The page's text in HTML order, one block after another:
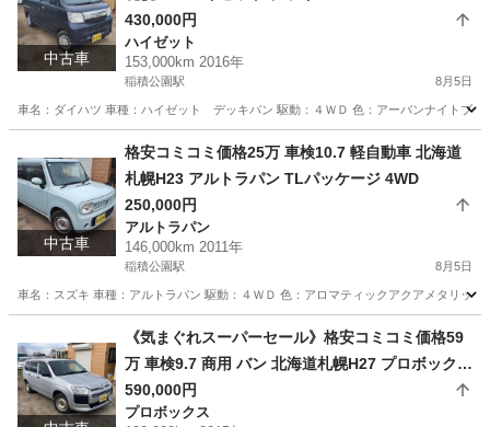
中古車
430,000円
ハイゼット
153,000km 2016年
稲積公園駅 8月5日
車名：ダイハツ 車種：ハイゼット デッキバン 駆動：４ＷＤ 色：アーバンナイトブ
稲積公園駅 ハイゼット
中古車
格安コミコミ価格25万 車検10.7 軽自動車 北海道
札幌H23 アルトラパン TLパッケージ 4WD
250,000円
アルトラパン
146,000km 2011年
稲積公園駅 8月5日
車名：スズキ 車種：アルトラパン 駆動：４ＷＤ 色：アロマティックアクアメタリッ
稲積公園駅 アルトラパン 預かり金
《気まぐれスーパーセール》格安コミコミ価格59
万 車検9.7 商用 バン 北海道札幌H27 プロボックス
バン4WD
590,000円
プロボックス